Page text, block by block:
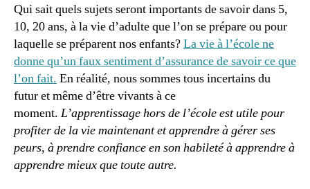
Qui sait quels sujets seront importants de savoir dans 5,
10, 20 ans, à la vie d’adulte que l’on se prépare ou pour
laquelle se préparent nos enfants?La vie à l’école ne
donne qu’un faux sentiment d’assurance de savoir ce que
l’on fait. En réalité, nous sommes tous incertains du
futur et même d’être vivants à ce
moment. L’apprentissage hors de l’école est utile pour
profiter de la vie maintenant et apprendre à gérer ses
peurs, à prendre confiance en son habileté à apprendre à
apprendre mieux que toute autre.